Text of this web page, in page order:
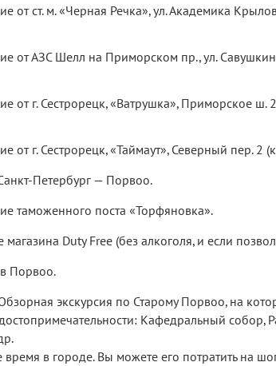
от ст. м. «Черная Речка», ул. Академика
от АЗС Шелл на Приморском пр., ул.
от г. Сестрорецк, «Ватрушка», Приморское ш.
от г. Сестрорецк, «Таймаут», Северный пер. 2
Петербург — Порвоо.
таможенного поста «Торфяновка».
Duty Free (без алкоголя, и если
Порвоо.
экскурсия по Старому Порвоо, на
Кафедральный собор,
в городе. Вы можете его потратить на